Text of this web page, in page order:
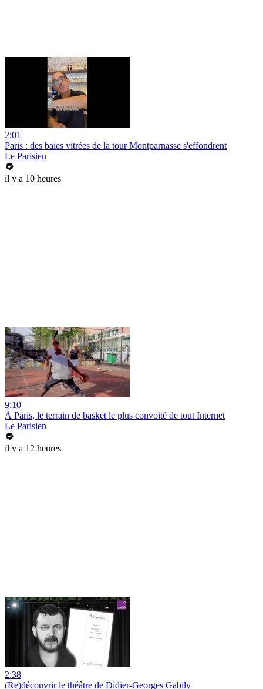
2:01
Paris : des baies vitrées de la tour Montparnasse s'effondrent
Le Parisien
il y a 10 heures
9:10
À Paris, le terrain de basket le plus convoité de tout Internet
Le Parisien
il y a 12 heures
2:38
(Re)découvrir le théâtre de Didier-Georges Gabily